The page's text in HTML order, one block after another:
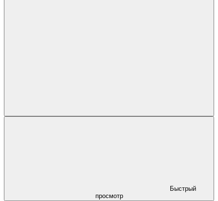
Быстрый
просмотр